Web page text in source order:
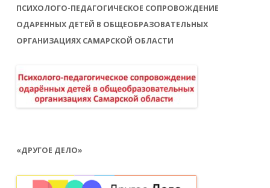
ПСИХОЛОГО-ПЕДАГОГИЧЕСКОЕ СОПРОВОЖДЕНИЕ
ОДАРЕННЫХ ДЕТЕЙ В ОБЩЕОБРАЗОВАТЕЛЬНЫХ
ОРГАНИЗАЦИЯХ САМАРСКОЙ ОБЛАСТИ
«ДРУГОЕ ДЕЛО»